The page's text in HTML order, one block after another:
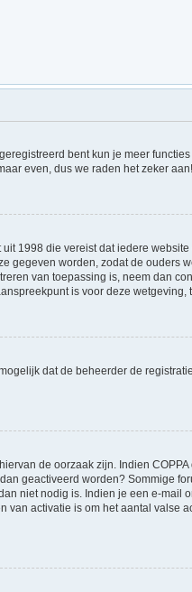
bent kun je meer
even, dus we raden het zeker aan!
1998 die vereist dat iedere
gegeven worden, zodat de ouders
van toepassing is, neem dan
is voor deze
dat de beheerder de
de oorzaak zijn. Indien
geactiveerd worden? Sommige
niet nodig is. Indien je een e-mail
activatie is om het aantal valse